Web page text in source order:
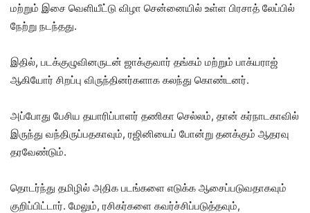
மற்றும் இசை வெளியீட்டு விழா சென்னையில் உள்ள பிரசாத் லேப்பில்
நேற்று நடந்தது.
இதில், படக்குழுவினருடன் ஜாக்குவார் தங்கம் மற்றும் பாக்யராஜ்
ஆகியோர் சிறப்பு விருந்தினர்களாக கலந்து கொண்டனர்.
அப்போது பேசிய தயாரிப்பாளர் தணிகா செல்லம், தான் கர்நாடகாவில்
இருந்து வந்திருப்பதகாவும், ரஜினியைப் போன்று தனக்கும் ஆதரவு
தரவேண்டும்.
தொடர்ந்து தமிழில் அதிக படங்களை எடுக்க ஆசைப்படுவதாகவும்
குறிப்பிட்டார். மேலும், ரசிகர்களை கவர்ச்சிப்படுத்தவும்,